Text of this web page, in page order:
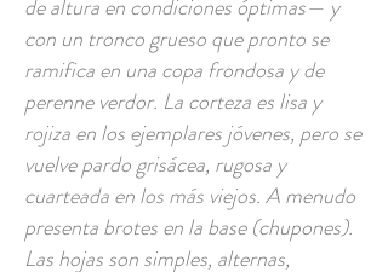
de altura en condiciones óptimas— y
con un tronco grueso que pronto se
ramifica en una copa frondosa y de
perenne verdor. La corteza es lisa y
rojiza en los ejemplares jóvenes, pero se
vuelve pardo grisácea, rugosa y
cuarteada en los más viejos. A menudo
presenta brotes en la base (chupones).
Las hojas son simples, alternas,